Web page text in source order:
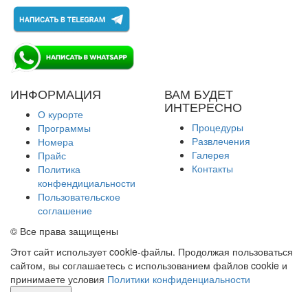
ИНФОРМАЦИЯ
О курорте
Программы
Номера
Прайс
Политика
конфендициальности
Пользовательское
соглашение
ВАМ БУДЕТ
ИНТЕРЕСНО
Процедуры
Развлечения
Галерея
Контакты
© Все права защищены
Этот сайт использует cookie-файлы. Продолжая пользоваться
сайтом, вы соглашаетесь с использованием файлов cookie и
принимаете условия Политики конфиденциальности